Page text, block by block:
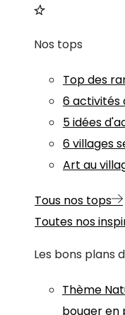
Nos tops
Top des
6 activités
5 idées
6 villages
Art au
Tous nos tops
Toutes nos
Les bons plans
Thème
bouger en